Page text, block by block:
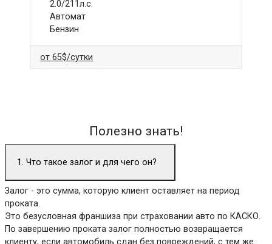
2.0/211л.с.
Автомат
Бензин
от65$/сутки
Полезно знать!
1. Что такое залог и для чего он?
Залог - это сумма, которую клиент оставляет на период
проката.
Это безусловная франшиза при страховании авто по КАСКО.
По завершению проката залог полностью возвращается
клиенту, если автомобиль сдан без повреждений, с тем же